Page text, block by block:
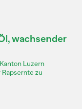
wachsender
Luzern
zu